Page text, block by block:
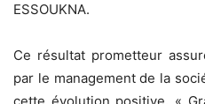
ESSOUKNA.
Ce résultat prometteur
par le management de la